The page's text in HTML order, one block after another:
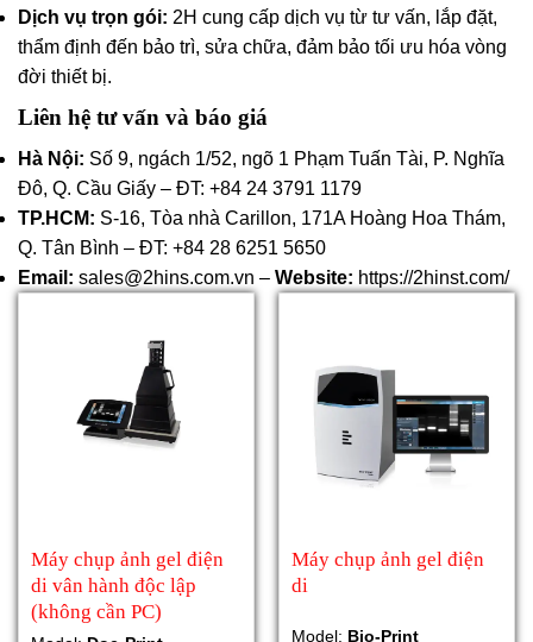
Dịch vụ trọn gói: 2H cung cấp dịch vụ từ tư vấn, lắp đặt,
thẩm định đến bảo trì, sửa chữa, đảm bảo tối ưu hóa vòng
đời thiết bị.
Liên hệ tư vấn và báo giá
Hà Nội: Số 9, ngách 1/52, ngõ 1 Phạm Tuấn Tài, P. Nghĩa
Đô, Q. Cầu Giấy – ĐT: +84 24 3791 1179
TP.HCM: S-16, Tòa nhà Carillon, 171A Hoàng Hoa Thám,
Q. Tân Bình – ĐT: +84 28 6251 5650
Email: sales@2hins.com.vn – Website: https://2hinst.com/
Máy chụp ảnh gel điện
di vân hành độc lập
(không cần PC)
Máy chụp ảnh gel điện
di
Model: Bio-Print